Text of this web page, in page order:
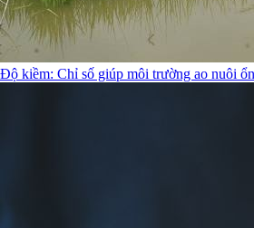
Độ kiềm: Chỉ số giúp môi trường ao nuôi